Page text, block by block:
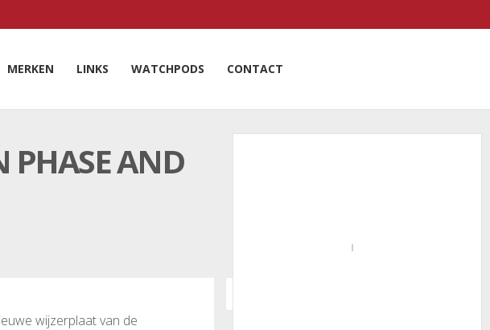
MERKEN LINKS WATCHPODS CONTACT
PHASE AND
wijzerplaat van de